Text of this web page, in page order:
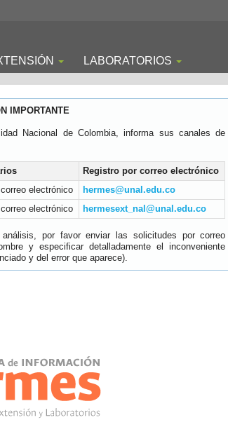
LABORATORIOS
IMPORTANTE
Nacional de Colombia, informa sus canales de
Registro por correo electrónico
electrónico
hermes@unal.edu.co
electrónico hermesext_nal@unal.edu.co
por favor enviar las solicitudes por correo
y especificar detalladamente el inconveniente
y del error que aparece).